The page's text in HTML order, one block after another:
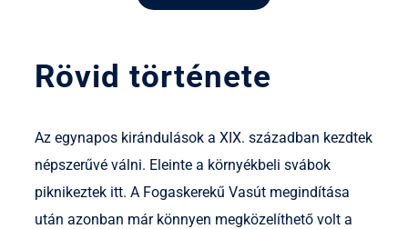
Rövid története
Az egynapos kirándulások a XIX. században kezdtek
népszerűvé válni. Eleinte a környékbeli svábok
piknikeztek itt. A Fogaskerekű Vasút megindítása
után azonban már könnyen megközelíthető volt a